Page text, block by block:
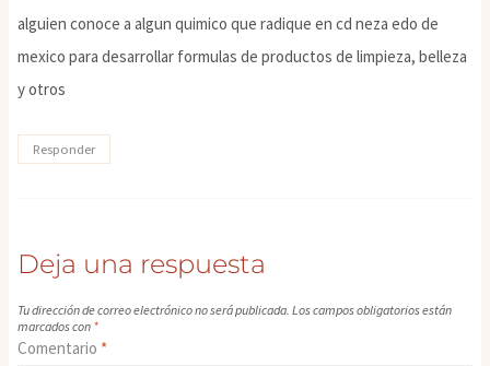
alguien conoce a algun quimico que radique en cd neza edo de
mexico para desarrollar formulas de productos de limpieza, belleza
y otros
Responder
Deja una respuesta
Tu dirección de correo electrónico no será publicada. Los campos obligatorios están
marcados con *
Comentario *